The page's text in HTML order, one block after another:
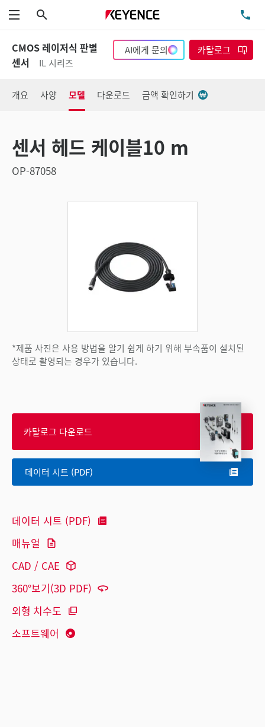
메뉴
CMOS 레이저식 판별
센서
IL 시리즈
AI에게 문의 카탈로그
개요 사양 모델 다운로드 금액 확인하기
센서 헤드 케이블10 m
OP-87058
*제품 사진은 사용 방법을 알기 쉽게 하기 위해 부속품이 설치된
상태로 촬영되는 경우가 있습니다.
카탈로그 다운로드
데이터 시트 (PDF)
데이터 시트 (PDF)
매뉴얼
CAD / CAE
360°보기(3D PDF)
외형 치수도
소프트웨어